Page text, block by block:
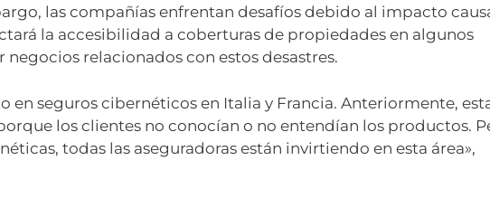
las compañías enfrentan desafíos debido al impacto
la accesibilidad a coberturas de propiedades en algunos
relacionados con estos desastres.
seguros cibernéticos en Italia y Francia. Anteriormente,
los clientes no conocían o no entendían los productos.
todas las aseguradoras están invirtiendo en esta área»,